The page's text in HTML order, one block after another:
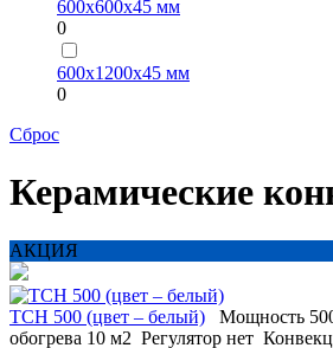
600х600х45 мм
0
600х1200х45 мм
0
Сброс
Керамические
АКЦИЯ
TCH 500 (цвет – белый) Мощность
обогрева 10 м2 Регулятор нет